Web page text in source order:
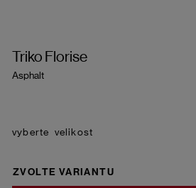
Triko Florise
Asphalt
velikost
ZVOLTE VARIANTU